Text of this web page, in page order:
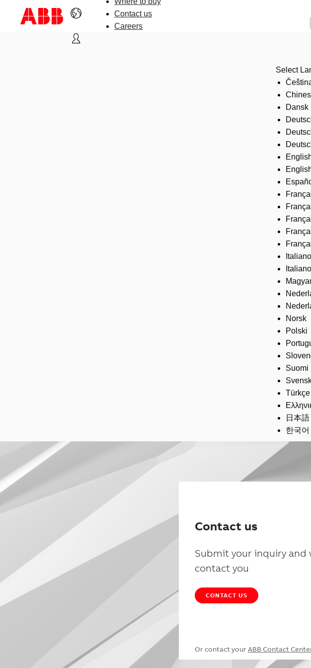
Contact us
Careers
Select
Dansk
Italiano
Norsk
Polski
Suomi
Türkçe
日本語
한국어
Contact us
Submit your inquiry and
contact you
CONTACT US
Or contact your ABB Contact